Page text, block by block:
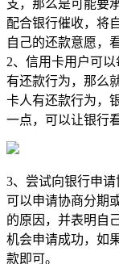
支，那么是可能要
配合银行催收，将
自己的还款意愿，
2、信用卡用户可
有还款行为，那么
卡人有还款行为，
一点，可以让银行
3、尝试向银行申
可以申请协商分期
的原因，并表明自
机会申请成功，如
款即可。